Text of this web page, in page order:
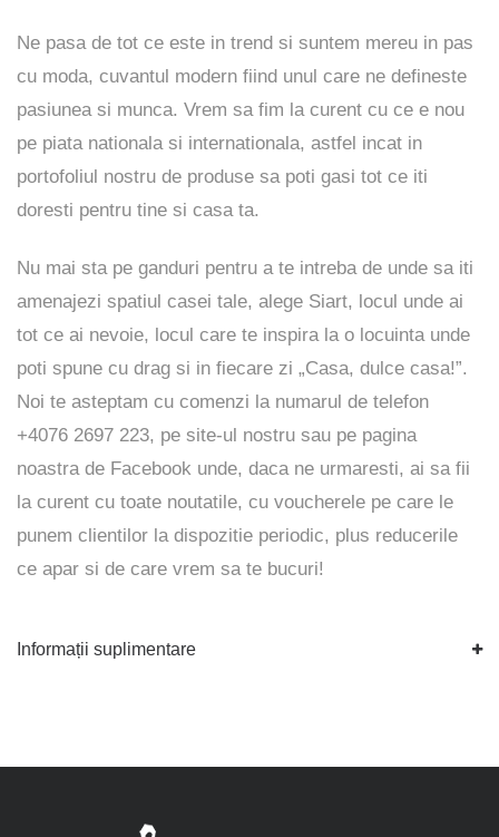
Ne pasa de tot ce este in trend si suntem mereu in pas
cu moda, cuvantul modern fiind unul care ne defineste
pasiunea si munca. Vrem sa fim la curent cu ce e nou
pe piata nationala si internationala, astfel incat in
portofoliul nostru de produse sa poti gasi tot ce iti
doresti pentru tine si casa ta.
Nu mai sta pe ganduri pentru a te intreba de unde sa iti
amenajezi spatiul casei tale, alege Siart, locul unde ai
tot ce ai nevoie, locul care te inspira la o locuinta unde
poti spune cu drag si in fiecare zi „Casa, dulce casa!”.
Noi te asteptam cu comenzi la numarul de telefon
+4076 2697 223, pe site-ul nostru sau pe pagina
noastra de Facebook unde, daca ne urmaresti, ai sa fii
la curent cu toate noutatile, cu voucherele pe care le
punem clientilor la dispozitie periodic, plus reducerile
ce apar si de care vrem sa te bucuri!
Informații suplimentare